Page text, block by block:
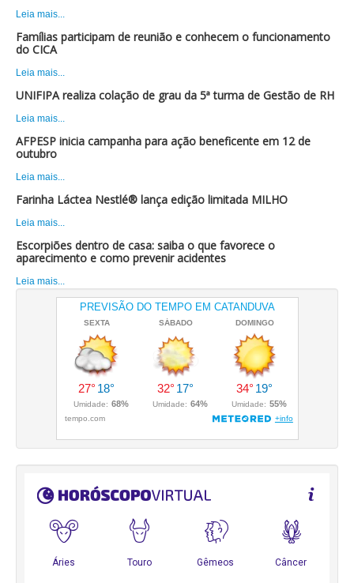
Leia mais...
Famílias participam de reunião e conhecem o funcionamento
do CICA
Leia mais...
UNIFIPA realiza colação de grau da 5ª turma de Gestão de RH
Leia mais...
AFPESP inicia campanha para ação beneficente em 12 de
outubro
Leia mais...
Farinha Láctea Nestlé® lança edição limitada MILHO
Leia mais...
Escorpiões dentro de casa: saiba o que favorece o
aparecimento e como prevenir acidentes
Leia mais...